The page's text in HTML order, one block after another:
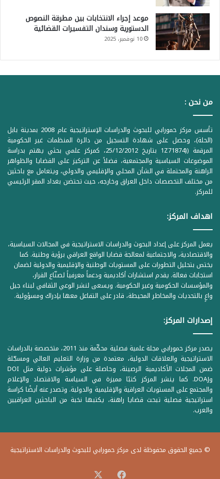
موعد إجراء الانتخابات بين مطرقة النصوص
الدستورية وسندان التفسيرات القضائية
10 نوفمبر، 2025
من نحن :
تأسس مركز حمورابي للبحوث والدراسات الإستراتيجية عام 2008 بمدينة بابل
(الحلة)، وحصل على شهادة التسجيل من دائرة المنظمات غير الحكومية
المرقمة ((1Z71874 بتاريخ 25/12/2012، كمركز علمي بحثي يهتم بدراسة
الموضوعات السياسية والمجتمعية، فضلاً عن التركيز على القضايا والظواهر
الراهنة والمحتملة في الشأن المحلي والإقليمي والدولي، ويتعامل مع باحثين
من مختلف التخصصات داخل العراق وخارجه، حيث تحتضن بغداد المقر الرئيسي
للمركز.
اهداف المركز:
يعمل المركز على إعداد البحوث والدراسات الاستراتيجية في المجالات السياسية،
والاقتصادية، والاجتماعية لمعالجة قضايا الواقع العراقي برؤية وطنية. كما
يختص بتحليل التطورات على المستويات الوطنية والإقليمية والدولية لضمان
استجابات فعالة. يقدم استشارات أكاديمية ودعماً معرفياً لصنّاع القرار،
والمؤسسات الحكومية وغير الحكومية. ويسعى لنشر الوعي الثقافي لبناء جيل
واعٍ بالتحديات والمخاطر المحيطة، قادر على التفاعل معها بإدراك ومسؤولية.
إصدارات المركز:
يصدر مركز حمورابي مجلة علمية فصلية محكّمة منذ 2011، متخصصة بالدراسات
الاستراتيجية والعلاقات الدولية، معتمدة من وزارة التعليم العالي ومسجّلة
ضمن المجلات الأكاديمية الرصينة، وحاصلة على مؤشرات دولية مثل DOI
وDOAJ. كما ينشر المركز كتبًا مميزة في السياسة والاقتصاد والإعلام
والمجتمع على المستويات العراقية والإقليمية والدولية. وتصدر عنه أيضًا كراسة
استراتيجية فصلية تبحث قضايا راهنة، يكتبها نخبة من الباحثين العراقيين
والعرب.
© جميع الحقوق محفوظة لدى مركز حمورابي للبحوث والدراسات الاستراتيجية
فيسبوك